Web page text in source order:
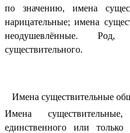
по значению, имена
нарицательные; имена
неодушевлённые. Род,
существительного.
Имена существительные
Имена
единственного или